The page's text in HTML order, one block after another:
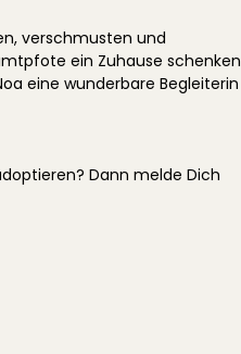
verschmusten und
ein Zuhause schenken
eine wunderbare Begleiterin
Dann melde Dich